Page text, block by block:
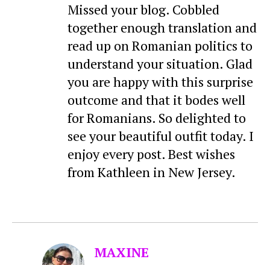
Missed your blog. Cobbled
together enough translation and
read up on Romanian politics to
understand your situation. Glad
you are happy with this surprise
outcome and that it bodes well
for Romanians. So delighted to
see your beautiful outfit today. I
enjoy every post. Best wishes
from Kathleen in New Jersey.
MAXINE